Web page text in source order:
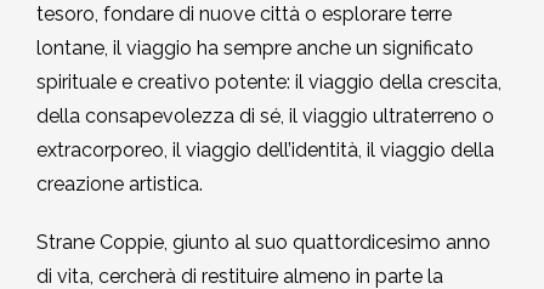
tesoro, fondare di nuove città o esplorare terre
lontane, il viaggio ha sempre anche un significato
spirituale e creativo potente: il viaggio della crescita,
della consapevolezza di sé, il viaggio ultraterreno o
extracorporeo, il viaggio dell’identità, il viaggio della
creazione artistica.
Strane Coppie, giunto al suo quattordicesimo anno
di vita, cercherà di restituire almeno in parte la